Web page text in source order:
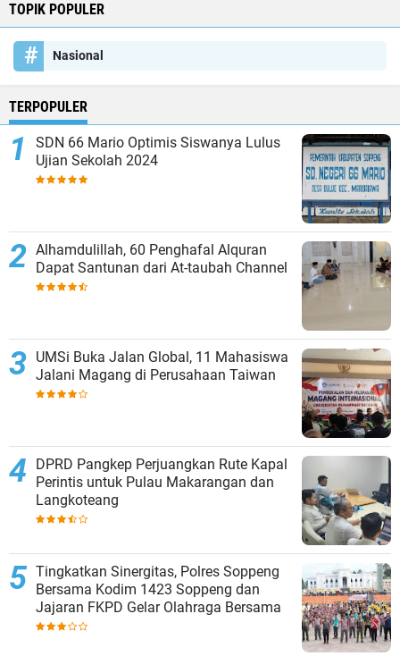
TOPIK POPULER
Nasional
TERPOPULER
SDN 66 Mario Optimis Siswanya Lulus
Ujian Sekolah 2024
Alhamdulillah, 60 Penghafal Alquran
Dapat Santunan dari At-taubah Channel
UMSi Buka Jalan Global, 11 Mahasiswa
Jalani Magang di Perusahaan Taiwan
DPRD Pangkep Perjuangkan Rute Kapal
Perintis untuk Pulau Makarangan dan
Langkoteang
Tingkatkan Sinergitas, Polres Soppeng
Bersama Kodim 1423 Soppeng dan
Jajaran FKPD Gelar Olahraga Bersama